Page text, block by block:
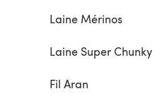
Laine Mérinos
Laine Super Chunky
Fil Aran